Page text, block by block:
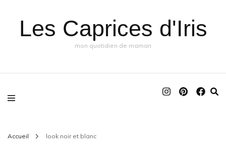
Les Caprices d'Iris
mon quotidien de maman
Accueil look noir et blanc